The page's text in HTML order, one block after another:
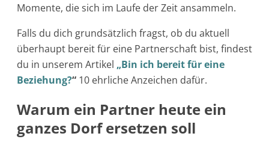
Momente, die sich im Laufe der Zeit ansammeln.
Falls du dich grundsätzlich fragst, ob du aktuell
überhaupt bereit für eine Partnerschaft bist, findest
du in unserem Artikel „Bin ich bereit für eine
Beziehung?“ 10 ehrliche Anzeichen dafür.
Warum ein Partner heute ein
ganzes Dorf ersetzen soll